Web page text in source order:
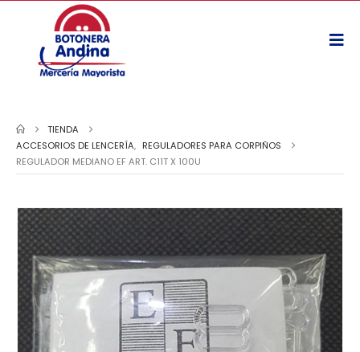
TIENDA
ACCESORIOS DE LENCERÍA, REGULADORES PARA CORPIÑOS
REGULADOR MEDIANO EF ART. C11T X 100U